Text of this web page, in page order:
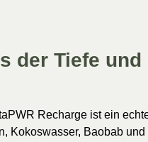
der Tiefe
Recharge ist ein
Baobab